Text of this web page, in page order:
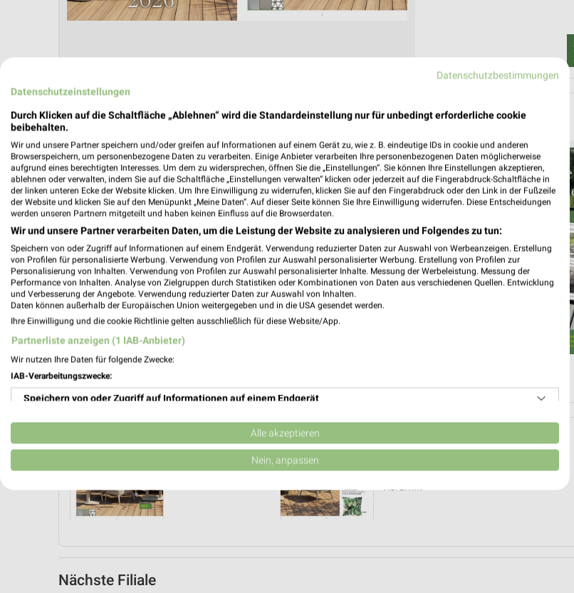
GRILLEN SOMMER & SONNE GARTEN & BALKON BIO
Jetzt alle "Garten & Balkon" Themen entdecken!
Angebote Seite 2
Auflage
Keramik
Nächste Filiale
Datenschutzbestimmungen
Datenschutzeinstellungen
Durch Klicken auf die Schaltfläche „Ablehnen“ wird die Standardeinstellung nur für unbedingt erforderliche cookie
beibehalten.
Wir und unsere Partner speichern und/oder greifen auf Informationen auf einem Gerät zu, wie z. B. eindeutige IDs in cookie und anderen
Browserspeichern, um personenbezogene Daten zu verarbeiten. Einige Anbieter verarbeiten Ihre personenbezogenen Daten möglicherweise
aufgrund eines berechtigten Interesses. Um dem zu widersprechen, öffnen Sie die „Einstellungen“. Sie können Ihre Einstellungen akzeptieren,
ablehnen oder verwalten, indem Sie auf die Schaltfläche „Einstellungen verwalten“ klicken oder jederzeit auf die Fingerabdruck-Schaltfläche in
der linken unteren Ecke der Website klicken. Um Ihre Einwilligung zu widerrufen, klicken Sie auf den Fingerabdruck oder den Link in der Fußzeile
der Website und klicken Sie auf den Menüpunkt „Meine Daten“. Auf dieser Seite können Sie Ihre Einwilligung widerrufen. Diese Entscheidungen
werden unseren Partnern mitgeteilt und haben keinen Einfluss auf die Browserdaten.
Wir und unsere Partner verarbeiten Daten, um die Leistung der Website zu analysieren und Folgendes zu tun:
Speichern von oder Zugriff auf Informationen auf einem Endgerät. Verwendung reduzierter Daten zur Auswahl von Werbeanzeigen. Erstellung
von Profilen für personalisierte Werbung. Verwendung von Profilen zur Auswahl personalisierter Werbung. Erstellung von Profilen zur
Personalisierung von Inhalten. Verwendung von Profilen zur Auswahl personalisierter Inhalte. Messung der Werbeleistung. Messung der
Performance von Inhalten. Analyse von Zielgruppen durch Statistiken oder Kombinationen von Daten aus verschiedenen Quellen. Entwicklung
und Verbesserung der Angebote. Verwendung reduzierter Daten zur Auswahl von Inhalten.
Daten können außerhalb der Europäischen Union weitergegeben und in die USA gesendet werden.
Ihre Einwilligung und die cookie Richtlinie gelten ausschließlich für diese Website/App.
Partnerliste anzeigen (1 IAB-Anbieter)
Wir nutzen Ihre Daten für folgende Zwecke:
IAB-Verarbeitungszwecke:
Speichern von oder Zugriff auf Informationen auf einem Endgerät
Verwendung reduzierter Daten zur Auswahl von Werbeanzeigen
Erstellung von Profilen für personalisierte Werbung
Erstellung von Profilen zur Personalisierung von Inhalten
Messung der Werbeleistung
Alle akzeptieren
Nein, anpassen